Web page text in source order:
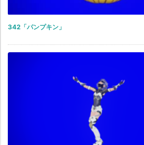
342「パンプキン」